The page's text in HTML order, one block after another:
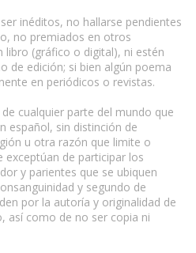
inéditos, no hallarse pendientes
no premiados en otros
libro (gráfico o digital), ni estén
de edición; si bien algún poema
en periódicos o revistas.
cualquier parte del mundo que
español, sin distinción de
u otra razón que limite o
exceptúan de participar los
y parientes que se ubiquen
y segundo de
por la autoría y originalidad de
así como de no ser copia ni